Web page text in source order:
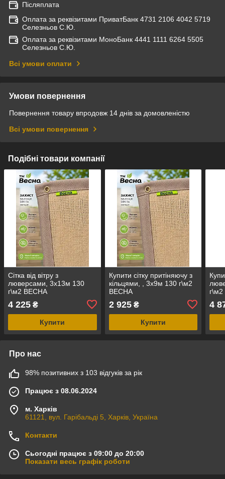
Післяплата
Оплата за реквізитами ПриватБанк 4731 2106 4042 5719
Селезньов С.Ю.
Оплата за реквізитами МоноБанк 4441 1111 6264 5505
Селезньов С.Ю.
Всі умови оплати
Умови повернення
Повернення товару впродовж 14 днів за домовленістю
Всі умови повернення
Подібні товари компанії
Сітка від вітру з
люверсами, 3х13м 130
г\м2 ВЕСНА
4 225 ₴
Купити
Купити сітку притіняючу з
кільцями, , 3х9м 130 г\м2
ВЕСНА
2 925₴
Купити
4
Про нас
98% позитивних з 103 відгуків за рік
Працює з 08.06.2024
м. Харків
61121, вул. Гарібальді 5, Харків, Україна
Контакти
Сьогодні працює з 09:00 до 20:00
Показати весь графік роботи